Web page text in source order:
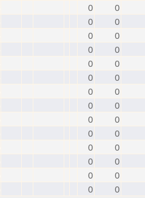
0
0
0
0
0
0
0
0
0
0
0
0
0
0
0
0
0
0
0
0
0
0
0
0
0
0
0 0